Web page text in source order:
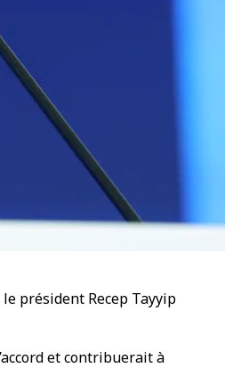
président Recep Tayyip
et contribuerait à